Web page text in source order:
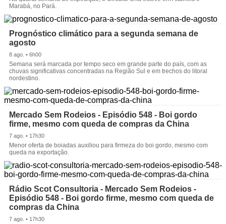
Marabá, no Pará.
Prognóstico climático para a segunda semana de
agosto
8 ago. • 6h00
Semana será marcada por tempo seco em grande parte do país, com as
chuvas significativas concentradas na Região Sul e em trechos do litoral
nordestino.
Mercado Sem Rodeios - Episódio 548 - Boi gordo
firme, mesmo com queda de compras da China
7 ago. • 17h30
Menor oferta de boiadas auxiliou para firmeza do boi gordo, mesmo com
queda na exportação.
Rádio Scot Consultoria - Mercado Sem Rodeios -
Episódio 548 - Boi gordo firme, mesmo com queda de
compras da China
7 ago. • 17h30